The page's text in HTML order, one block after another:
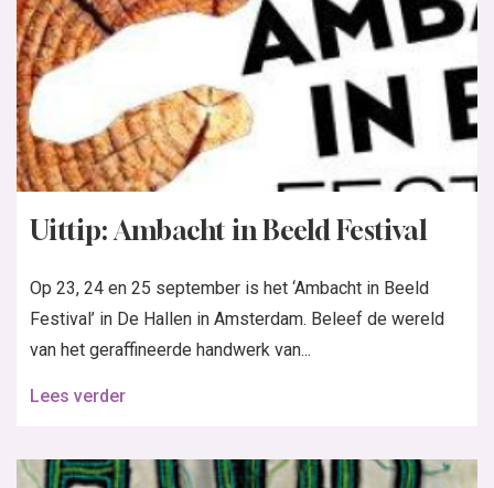
Uittip: Ambacht in Beeld Festival
Op 23, 24 en 25 september is het ‘Ambacht in Beeld
Festival’ in De Hallen in Amsterdam. Beleef de wereld
van het geraffineerde handwerk van...
Lees verder